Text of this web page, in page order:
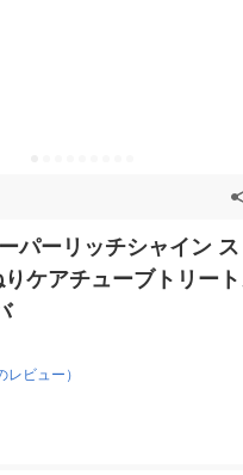
パーリッチシャイン ス
ケアチューブトリー
ビュー）